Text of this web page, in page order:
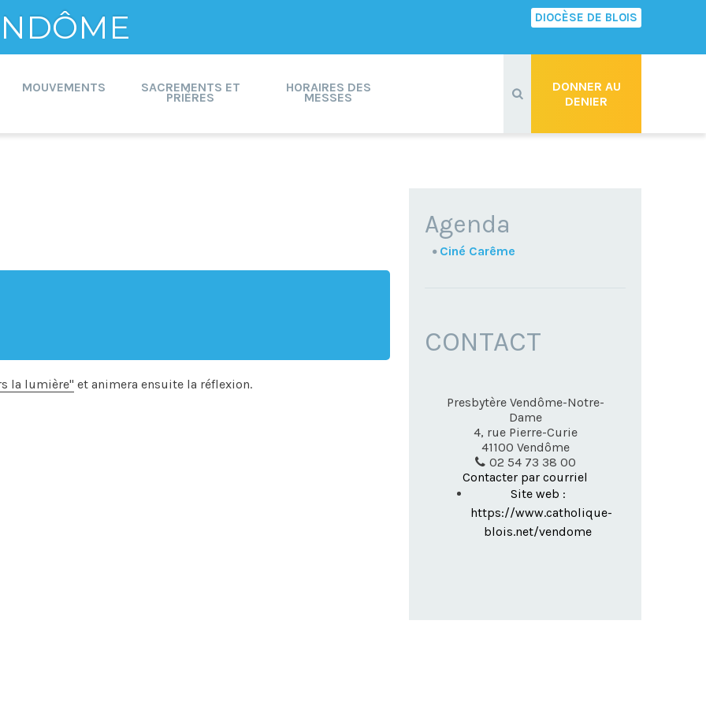
DIOCÈSE DE BLOIS
DONNER AU
DENIER
MOUVEMENTS SACREMENTS ET
PRIÈRES
HORAIRES DES
MESSES
la lumière" et animera ensuite la réflexion.
NAVIGATION
Agenda
Ciné Carême
CONTACT
Presbytère Vendôme-Notre-
Dame
4, rue Pierre-Curie
41100 Vendôme
02 54 73 38 00
Contacter par courriel
Site web :
https://www.catholique-
blois.net/vendome